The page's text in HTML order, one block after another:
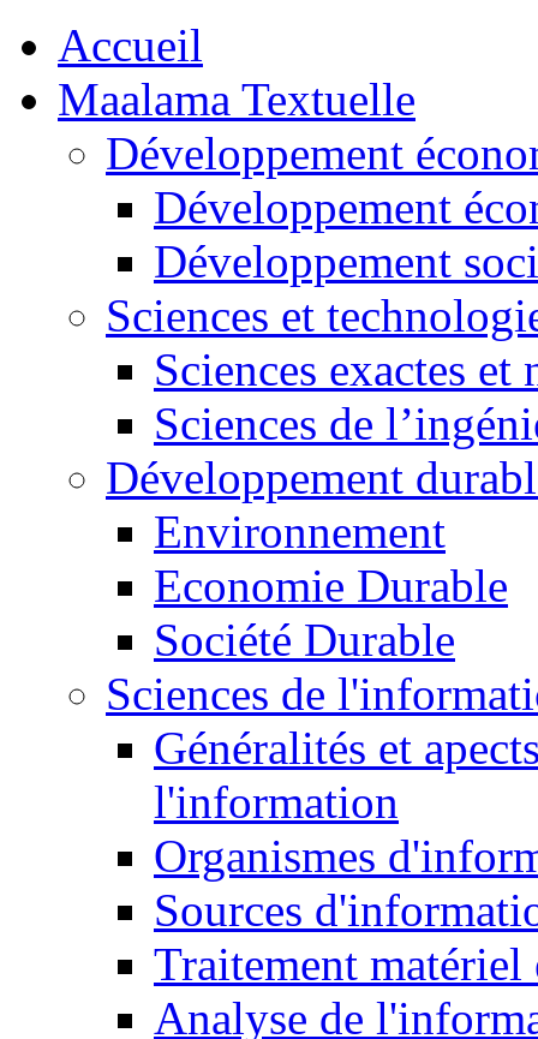
Accueil
Maalama Textuelle
Développement
Développement
Développement
Sciences et
Sciences exactes et
Sciences de
Développement
Environnement
Economie Durable
Société Durable
Sciences de
Généralités et
l'information
Organismes
Sources
Traitement matériel
Analyse de